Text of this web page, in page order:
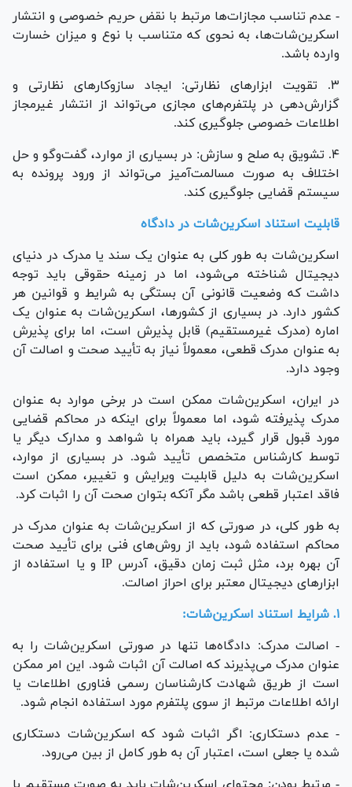
- عدم تناسب مجازات‌ها مرتبط با نقض حریم خصوصی و انتشار
اسکرین‌شات‌ها، به نحوی که متناسب با نوع و میزان خسارت
وارده باشد.
۳. تقویت ابزار‌های نظارتی: ایجاد سازوکار‌های نظارتی و
گزارش‌دهی در پلتفرم‌های مجازی می‌تواند از انتشار غیرمجاز
اطلاعات خصوصی جلوگیری کند.
۴. تشویق به صلح و سازش: در بسیاری از موارد، گفت‌و‌گو و حل
اختلاف به صورت مسالمت‌آمیز می‌تواند از ورود پرونده به
سیستم قضایی جلوگیری کند.
قابلیت استناد اسکرین‌شات در دادگاه
اسکرین‌شات به طور کلی به عنوان یک سند یا مدرک در دنیای
دیجیتال شناخته می‌شود، اما در زمینه حقوقی باید توجه
داشت که وضعیت قانونی آن بستگی به شرایط و قوانین هر
کشور دارد. در بسیاری از کشورها، اسکرین‌شات به عنوان یک
اماره (مدرک غیرمستقیم) قابل پذیرش است، اما برای پذیرش
به عنوان مدرک قطعی، معمولاً نیاز به تأیید صحت و اصالت آن
وجود دارد.
در ایران، اسکرین‌شات ممکن است در برخی موارد به عنوان
مدرک پذیرفته شود، اما معمولاً برای اینکه در محاکم قضایی
مورد قبول قرار گیرد، باید همراه با شواهد و مدارک دیگر یا
توسط کارشناس متخصص تأیید شود. در بسیاری از موارد،
اسکرین‌شات به دلیل قابلیت ویرایش و تغییر، ممکن است
فاقد اعتبار قطعی باشد مگر آنکه بتوان صحت آن را اثبات کرد.
به طور کلی، در صورتی که از اسکرین‌شات به عنوان مدرک در
محاکم استفاده شود، باید از روش‌های فنی برای تأیید صحت
آن بهره برد، مثل ثبت زمان دقیق، آدرس IP و یا استفاده از
ابزار‌های دیجیتال معتبر برای احراز اصالت.
۱. شرایط استناد اسکرین‌شات:
- اصالت مدرک: دادگاه‌ها تنها در صورتی اسکرین‌شات را به
عنوان مدرک می‌پذیرند که اصالت آن اثبات شود. این امر ممکن
است از طریق شهادت کارشناسان رسمی فناوری اطلاعات یا
ارائه اطلاعات مرتبط از سوی پلتفرم مورد استفاده انجام شود.
- عدم دستکاری: اگر اثبات شود که اسکرین‌شات دستکاری
شده یا جعلی است، اعتبار آن به طور کامل از بین می‌رود.